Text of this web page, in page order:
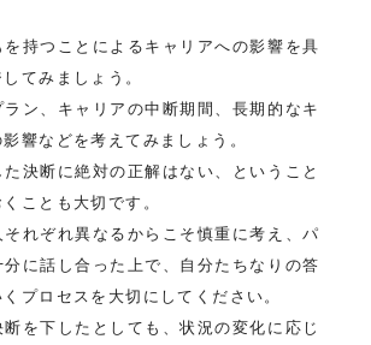
を持つことによるキャリアへの影響を具
てみましょう。
ン、キャリアの中断期間、長期的なキ
響などを考えてみましょう。
決断に絶対の正解はない、ということ
ことも大切です。
れぞれ異なるからこそ慎重に考え、パ
分に話し合った上で、自分たちなりの答
プロセスを大切にしてください。
を下したとしても、状況の変化に応じ